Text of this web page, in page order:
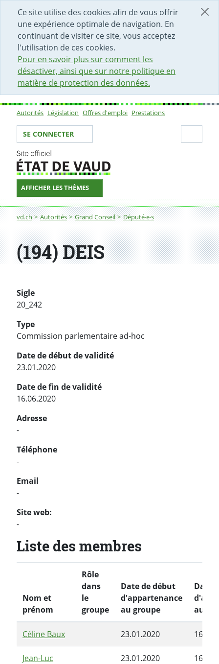
Ce site utilise des cookies afin de vous offrir
une expérience optimale de navigation. En
continuant de visiter ce site, vous acceptez
l'utilisation de ces cookies.
Pour en savoir plus sur comment les
désactiver, ainsi que sur notre politique en
matière de protection des données.
DÉBUT DU CONTENU DE LA PAGE
ACCÈS AU CHAMP DE RECHERCHE
PAGE D'ACCUEIL
FORMULAIRE DE CONTACT
Sous-navigation
Autorités Législation Offres d'emploi Prestations
Votre identité
SE CONNECTER
AFFICHER LES THÈMES
Fil d'Ariane
vd.ch Autorités Grand Conseil Député·e·s
(194) DEIS
Sigle
20_242
Type
Commission parlementaire ad-hoc
Date de début de validité
23.01.2020
Date de fin de validité
16.06.2020
Adresse
-
Téléphone
-
Email
-
Site web:
-
Liste des membres
Nom et
prénom
Rôle
dans
le
groupe
Date de début
d'appartenance
au groupe
Date
au
Céline Baux 23.01.2020
Jean-Luc
23.01.2020